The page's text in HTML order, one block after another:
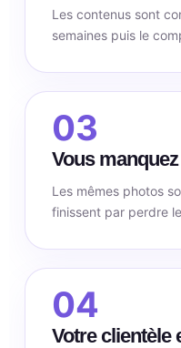
Les contenus sont
semaines puis le
03
Vous
Les mêmes photos
finissent par perdre
04
Votre clientèle